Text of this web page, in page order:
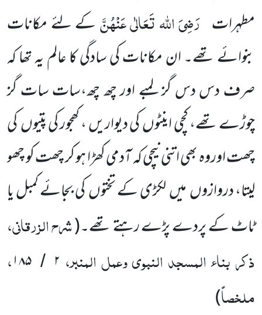
مطہرات رَضِیَ اللہ تَعَالٰی عَنْہُنَّکے لئے مکانات
بنوائے تھے۔ ان مکانات کی سادگی کا عالم یہ تھا کہ
صرف دس دس گز لمبے اور چھ چھ،سات سات گز
چوڑے تھے، کچی اینٹوں کی دیواریں ، کھجور کی پتیوں کی
چھت اوروہ بھی اتنی نیچی کہ آدمی کھڑا ہو کر چھت کو چھو
لیتا، دروازوں میں لکڑی کے تختوں کی بجائے کمبل یا
ٹاٹ کے پردے پڑے رہتے تھے۔(شرح الزرقانی،
ذکر بناء المسجد النبوی وعمل المنبر، ۲ / ۱۸۵،
ملخصاً)